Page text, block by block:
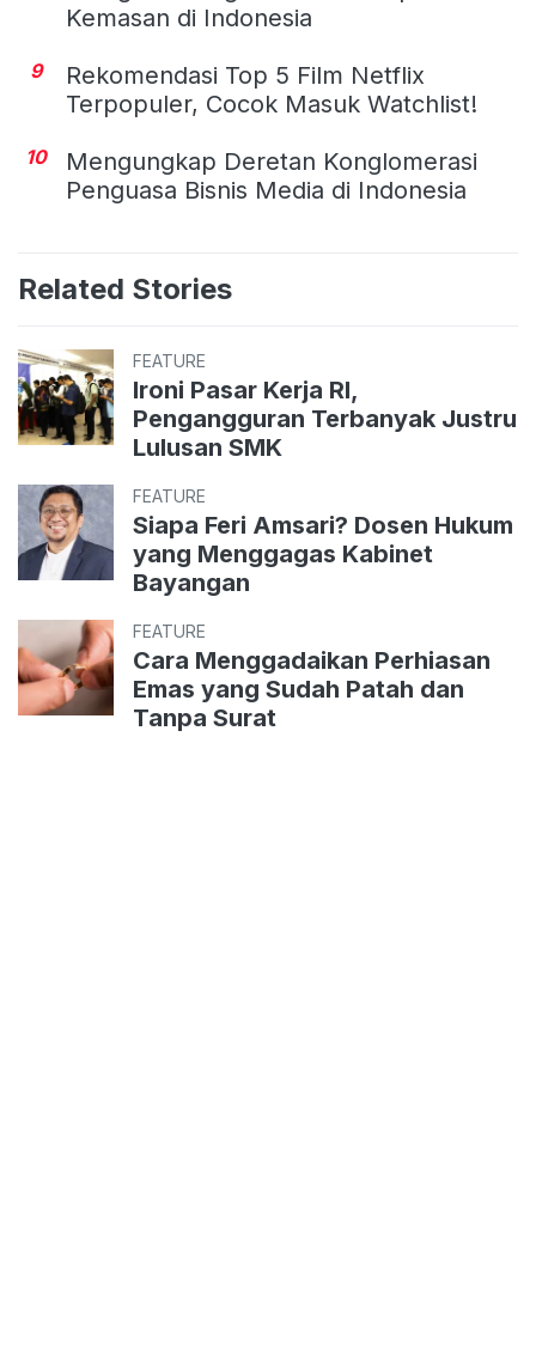
Kemasan di Indonesia
9
Rekomendasi Top 5 Film Netflix
Terpopuler, Cocok Masuk Watchlist!
10
Mengungkap Deretan Konglomerasi
Penguasa Bisnis Media di Indonesia
Related Stories
FEATURE
Ironi Pasar Kerja RI,
Pengangguran Terbanyak Justru
Lulusan SMK
FEATURE
Siapa Feri Amsari? Dosen Hukum
yang Menggagas Kabinet
Bayangan
FEATURE
Cara Menggadaikan Perhiasan
Emas yang Sudah Patah dan
Tanpa Surat